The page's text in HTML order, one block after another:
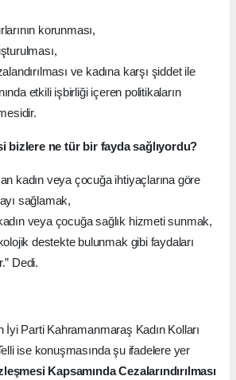
korunması,
ve kadına karşı şiddet ile
etkili işbirliği içeren politikaların
bizlere ne tür bir fayda sağlıyordu?
kadın veya çocuğa ihtiyaçlarına göre
sağlamak,
veya çocuğa sağlık hizmeti sunmak,
destekte bulunmak gibi faydaları
Dedi.
Parti Kahramanmaraş Kadın Kolları
ise konuşmasında şu ifadelere yer
Kapsamında Cezalarındırılması